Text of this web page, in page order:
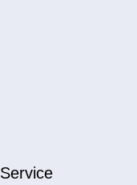
Service